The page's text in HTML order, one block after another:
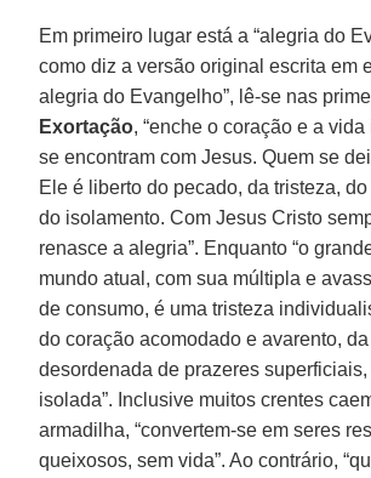
Em primeiro lugar está a “alegria do
como diz a versão original escrita em
alegria do Evangelho”, lê-se nas
Exortação, “enche o coração e a
se encontram com Jesus. Quem se
Ele é liberto do pecado, da tristeza,
do isolamento. Com Jesus Cristo
renasce a alegria”. Enquanto “o
mundo atual, com sua múltipla e
de consumo, é uma tristeza
do coração acomodado e avarento,
desordenada de prazeres
isolada”. Inclusive muitos crentes
armadilha, “convertem-se em seres
queixosos, sem vida”. Ao contrário,